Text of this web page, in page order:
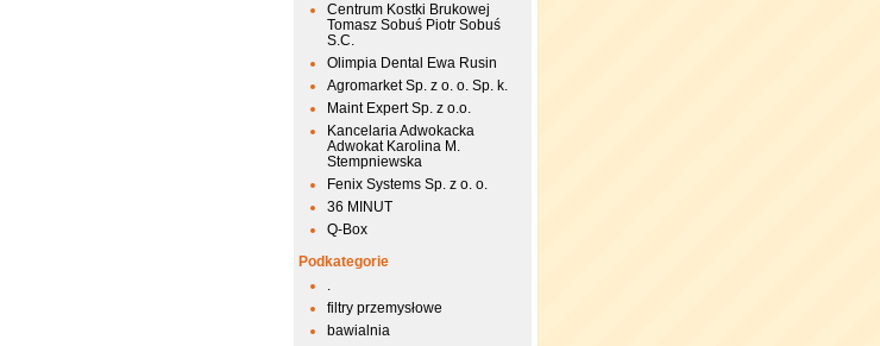
Centrum Kostki Brukowej
Tomasz Sobuś Piotr Sobuś
S.C.
Olimpia Dental Ewa Rusin
Agromarket Sp. z o. o. Sp. k.
Maint Expert Sp. z o.o.
Kancelaria Adwokacka
Adwokat Karolina M.
Stempniewska
Fenix Systems Sp. z o. o.
36 MINUT
Q-Box
Podkategorie
.
filtry przemysłowe
bawialnia